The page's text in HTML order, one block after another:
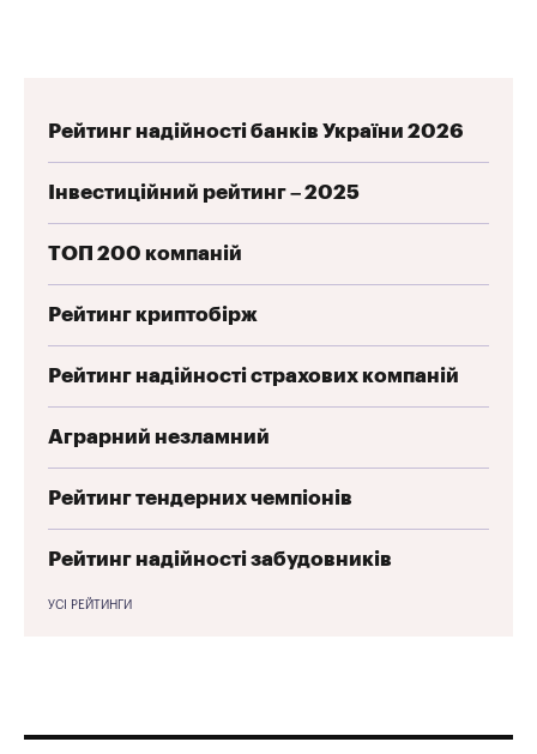
Рейтинг надійності банків України 2026
Інвестиційний рейтинг – 2025
ТОП 200 компаній
Рейтинг криптобірж
Рейтинг надійності страхових компаній
Аграрний незламний
Рейтинг тендерних чемпіонів
Рейтинг надійності забудовників
УСІ РЕЙТИНГИ